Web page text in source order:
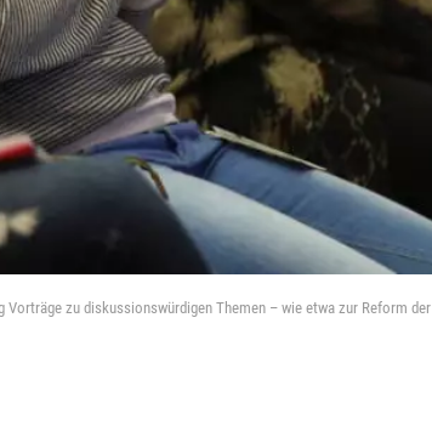
Vorträge zu diskussionswürdigen Themen – wie etwa zur Reform der